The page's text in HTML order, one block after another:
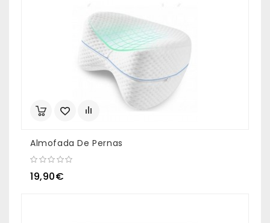
Almofada De Pernas
19,90€